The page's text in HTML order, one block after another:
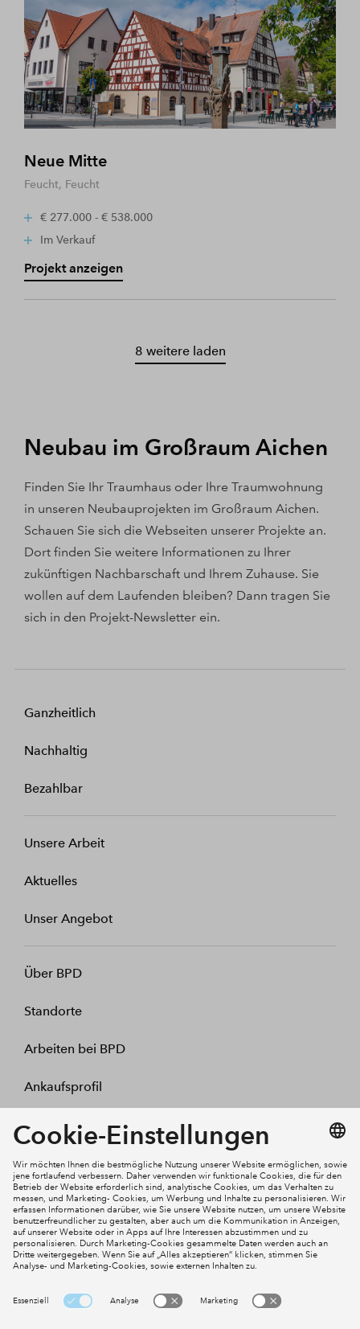
Neue Mitte
Feucht, Feucht
€ 277.000 - € 538.000
Im Verkauf
Projekt anzeigen
8 weitere laden
Neubau im Großraum Aichen
Finden Sie Ihr Traumhaus oder Ihre Traumwohnung
in unseren Neubauprojekten im Großraum Aichen.
Schauen Sie sich die Webseiten unserer Projekte an.
Dort finden Sie weitere Informationen zu Ihrer
zukünftigen Nachbarschaft und Ihrem Zuhause. Sie
wollen auf dem Laufenden bleiben? Dann tragen Sie
sich in den Projekt-Newsletter ein.
Ganzheitlich
Nachhaltig
Bezahlbar
Unsere Arbeit
Aktuelles
Unser Angebot
Über BPD
Standorte
Arbeiten bei BPD
Ankaufsprofil
Kontakt
Mein Konto
Social Media